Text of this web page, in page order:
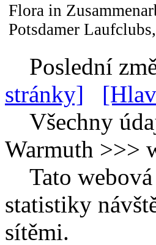
Flora in
Potsdamer
Poslední
stránky]
Všechny
Warmuth >>>
Tato webová
statistiky
sítěmi.